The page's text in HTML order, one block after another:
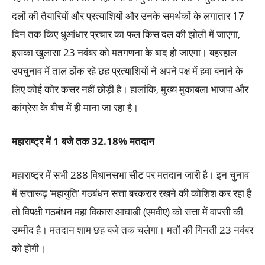
दलों की तैयारियों और प्रत्याशियों और उनके समर्थकों के लगातार 17
दिन तक किए धुआंधार प्रचार का फल किस दल की झोली में जाएगा,
इसका खुलासा 23 नवंबर को मतगणना के बाद हो जाएगा। बहरहाल
उपचुनाव में ताल ठोंक रहे छह प्रत्याशियों ने अपने पक्ष में हवा बनाने के
लिए कोई कोर कसर नहीं छोड़ी है। हालांकि, मुख्य मुकाबला भाजपा और
कांग्रेस के बीच में ही माना जा रहा है।
महाराष्ट्र में 1 बजे तक 32.18% मतदान
महाराष्ट्र में सभी 288 विधानसभा सीट पर मतदान जारी है। इन चुनाव
में सत्तारूढ़ ‘महायुति’ गठबंधन सत्ता बरकरार रखने की कोशिश कर रहा है
तो विपक्षी गठबंधन महा विकास आघाडी (एमवीए) को सत्ता में वापसी की
उम्मीद है। मतदान शाम छह बजे तक चलेगा। मतों की गिनती 23 नवंबर
को होगी।